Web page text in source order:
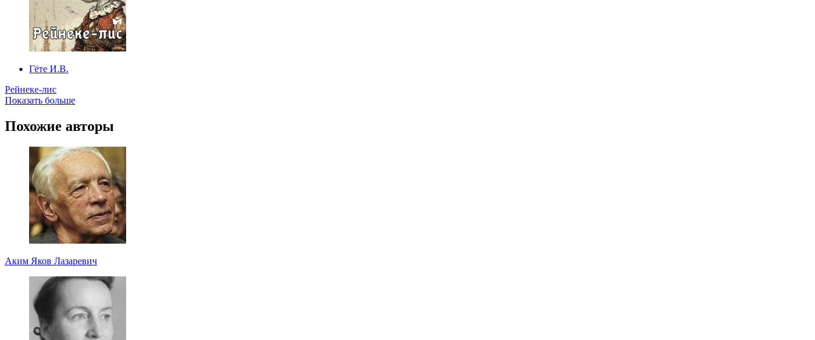
Гёте И.В.
Рейнеке-лис
Показать больше
Похожие авторы
Аким Яков Лазаревич